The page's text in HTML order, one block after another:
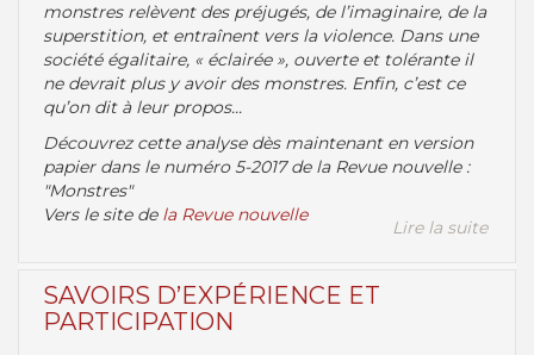
monstres relèvent des préjugés, de l’imaginaire, de la
superstition, et entraînent vers la violence. Dans une
société égalitaire, « éclairée », ouverte et tolérante il
ne devrait plus y avoir des monstres. Enfin, c’est ce
qu’on dit à leur propos...
Découvrez cette analyse dès maintenant en version
papier dans le numéro 5-2017 de la Revue nouvelle :
"Monstres"
Vers le site de la Revue nouvelle
Lire la suite
SAVOIRS D’EXPÉRIENCE ET
PARTICIPATION